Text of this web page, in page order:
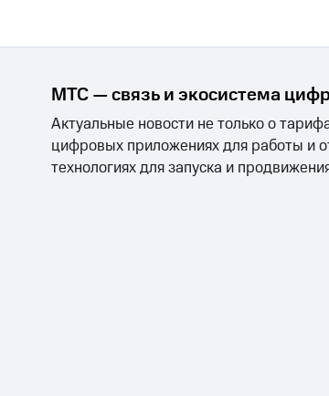
МТС — связь и экосистема
Актуальные новости не только о
цифровых приложениях для работы и
технологиях для запуска и